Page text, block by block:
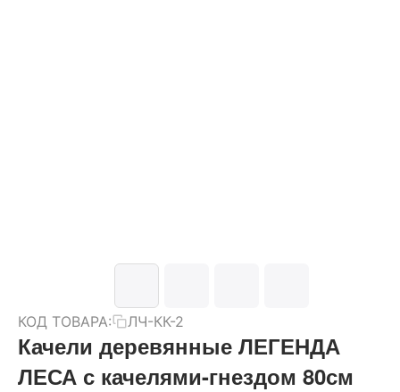
КОД ТОВАРА: ЛЧ-КК-2
Качели деревянные ЛЕГЕНДА
ЛЕСА с качелями-гнездом 80см